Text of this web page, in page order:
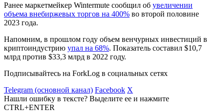
Ранее маркетмейкер Wintermute сообщил об увеличении
объема внебиржевых торгов на 400% во второй половине
2023 года.
Напомним, в прошлом году объем венчурных инвестиций в
криптоиндустрию упал на 68%. Показатель составил $10,7
млрд против $33,3 млрд в 2022 году.
Подписывайтесь на ForkLog в социальных сетях
Telegram (основной канал) Facebook X
Нашли ошибку в тексте? Выделите ее и нажмите
CTRL+ENTER